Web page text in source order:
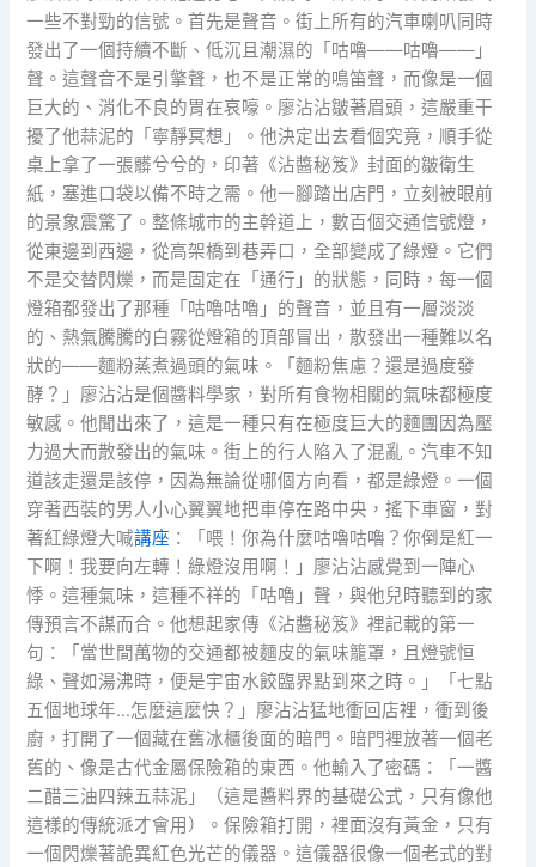
一些不對勁的信號。首先是聲音。街上所有的汽車喇叭同時
發出了一個持續不斷、低沉且潮濕的「咕嚕——咕嚕——」
聲。這聲音不是引擎聲，也不是正常的鳴笛聲，而像是一個
巨大的、消化不良的胃在哀嚎。廖沾沾皺著眉頭，這嚴重干
擾了他蒜泥的「寧靜冥想」。他決定出去看個究竟，順手從
桌上拿了一張髒兮兮的，印著《沾醬秘笈》封面的皺衛生
紙，塞進口袋以備不時之需。他一腳踏出店門，立刻被眼前
的景象震驚了。整條城市的主幹道上，數百個交通信號燈，
從東邊到西邊，從高架橋到巷弄口，全部變成了綠燈。它們
不是交替閃爍，而是固定在「通行」的狀態，同時，每一個
燈箱都發出了那種「咕嚕咕嚕」的聲音，並且有一層淡淡
的、熱氣騰騰的白霧從燈箱的頂部冒出，散發出一種難以名
狀的——麵粉蒸煮過頭的氣味。「麵粉焦慮？還是過度發
酵？」廖沾沾是個醬料學家，對所有食物相關的氣味都極度
敏感。他聞出來了，這是一種只有在極度巨大的麵團因為壓
力過大而散發出的氣味。街上的行人陷入了混亂。汽車不知
道該走還是該停，因為無論從哪個方向看，都是綠燈。一個
穿著西裝的男人小心翼翼地把車停在路中央，搖下車窗，對
著紅綠燈大喊講座 ：「喂！你為什麼咕嚕咕嚕？你倒是紅一
下啊！我要向左轉！綠燈沒用啊！」廖沾沾感覺到一陣心
悸。這種氣味，這種不祥的「咕嚕」聲，與他兒時聽到的家
傳預言不謀而合。他想起家傳《沾醬秘笈》裡記載的第一
句：「當世間萬物的交通都被麵皮的氣味籠罩，且燈號恒
綠、聲如湯沸時，便是宇宙水餃臨界點到來之時。」「七點
五個地球年…怎麼這麼快？」廖沾沾猛地衝回店裡，衝到後
廚，打開了一個藏在舊冰櫃後面的暗門。暗門裡放著一個老
舊的、像是古代金屬保險箱的東西。他輸入了密碼：「一醬
二醋三油四辣五蒜泥」（這是醬料界的基礎公式，只有像他
這樣的傳統派才會用）。保險箱打開，裡面沒有黃金，只有
一個閃爍著詭異紅色光芒的儀器。這儀器很像一個老式的對